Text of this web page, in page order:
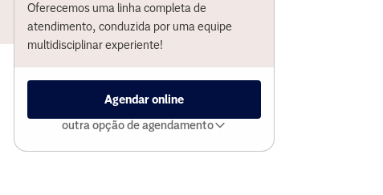
Oferecemos uma linha completa de
atendimento, conduzida por uma equipe
multidisciplinar experiente!
Agendar online
outra opção de agendamento